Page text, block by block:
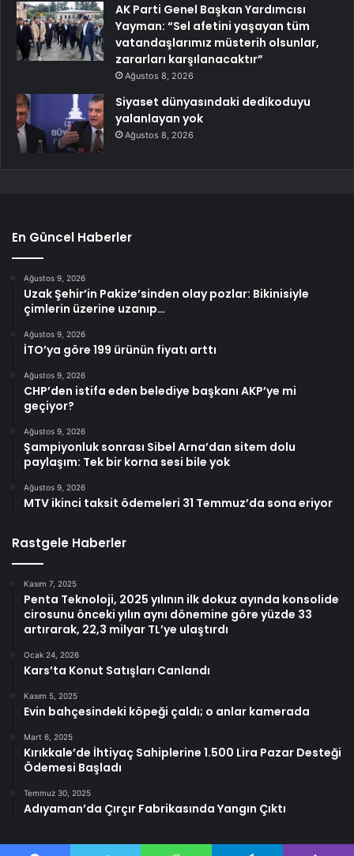
AK Parti Genel Başkan Yardımcısı
Yayman: “Sel afetini yaşayan tüm
vatandaşlarımız müsterih olsunlar,
zararları karşılanacaktır”
Ağustos 8, 2026
Siyaset dünyasındaki dedikoduyu
yalanlayan yok
Ağustos 8, 2026
En Güncel Haberler
Ağustos 9, 2026
Uzak Şehir’in Pakize’sinden olay pozlar: Bikinisiyle
çimlerin üzerine uzanıp…
Ağustos 9, 2026
İTO’ya göre 199 ürünün fiyatı arttı
Ağustos 9, 2026
CHP’den istifa eden belediye başkanı AKP’ye mi
geçiyor?
Ağustos 9, 2026
Şampiyonluk sonrası Sibel Arna’dan sitem dolu
paylaşım: Tek bir korna sesi bile yok
Ağustos 9, 2026
MTV ikinci taksit ödemeleri 31 Temmuz’da sona eriyor
Rastgele Haberler
Kasım 7, 2025
Penta Teknoloji, 2025 yılının ilk dokuz ayında konsolide
cirosunu önceki yılın aynı dönemine göre yüzde 33
artırarak, 22,3 milyar TL’ye ulaştırdı
Ocak 24, 2026
Kars’ta Konut Satışları Canlandı
Kasım 5, 2025
Evin bahçesindeki köpeği çaldı; o anlar kamerada
Mart 6, 2025
Kırıkkale’de İhtiyaç Sahiplerine 1.500 Lira Pazar Desteği
Ödemesi Başladı
Temmuz 30, 2025
Adıyaman’da Çırçır Fabrikasında Yangın Çıktı